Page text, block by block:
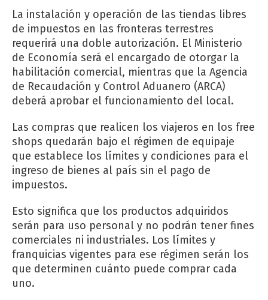
La instalación y operación de las tiendas libres
de impuestos en las fronteras terrestres
requerirá una doble autorización. El Ministerio
de Economía será el encargado de otorgar la
habilitación comercial, mientras que la Agencia
de Recaudación y Control Aduanero (ARCA)
deberá aprobar el funcionamiento del local.
Las compras que realicen los viajeros en los free
shops quedarán bajo el régimen de equipaje
que establece los límites y condiciones para el
ingreso de bienes al país sin el pago de
impuestos.
Esto significa que los productos adquiridos
serán para uso personal y no podrán tener fines
comerciales ni industriales. Los límites y
franquicias vigentes para ese régimen serán los
que determinen cuánto puede comprar cada
uno.